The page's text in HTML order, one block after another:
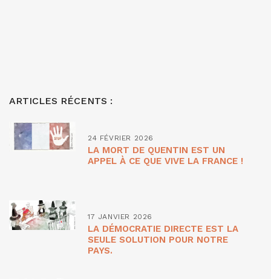
ARTICLES RÉCENTS :
24 FÉVRIER 2026
LA MORT DE QUENTIN EST UN
APPEL À CE QUE VIVE LA FRANCE !
17 JANVIER 2026
LA DÉMOCRATIE DIRECTE EST LA
SEULE SOLUTION POUR NOTRE
PAYS.